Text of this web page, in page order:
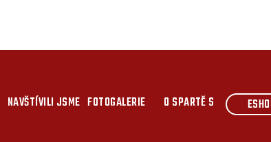
NAVŠTÍVILI JSME FOTOGALERIE O SPARTĚ S